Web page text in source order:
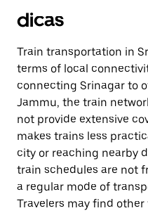
dicas
Train transportation in
terms of local
connecting Srinagar to
Jammu, the train
not provide extensive
makes trains less
city or reaching nearby
train schedules are not
a regular mode of
Travelers may find